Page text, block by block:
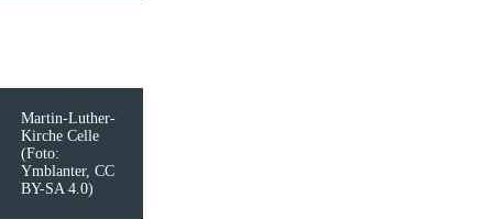
Martin-Luther-
Kirche Celle
(Foto:
Ymblanter, CC
BY-SA 4.0)